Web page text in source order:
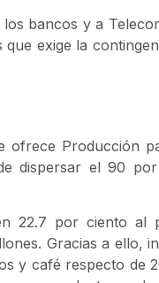
bancos y a
exige la
ofrece Producción
dispersar el 90
22.7 por ciento al
Gracias a ello,
y café respecto de